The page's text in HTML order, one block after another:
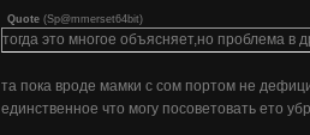
Quote (Sp@mmerset64bit)
тогда это многое объясняет,но проблема в
та пока вроде мамки с сом портом не
единственное что могу посоветовать ето